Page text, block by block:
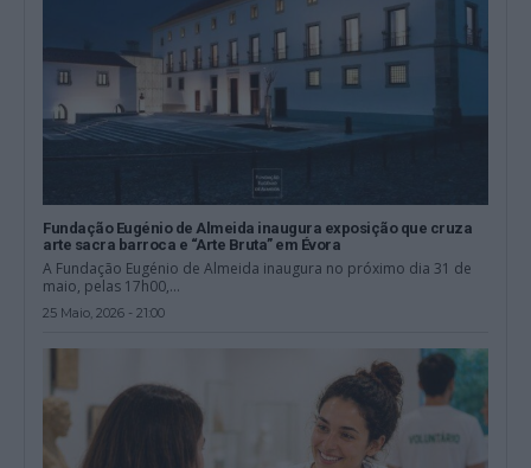
Fundação Eugénio de Almeida inaugura exposição que cruza
arte sacra barroca e “Arte Bruta” em Évora
A Fundação Eugénio de Almeida inaugura no próximo dia 31 de
maio, pelas 17h00,...
25 Maio, 2026 - 21:00